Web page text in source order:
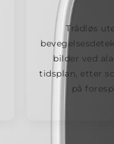
Trådløs
bilder ved
tidsplan, etter
på